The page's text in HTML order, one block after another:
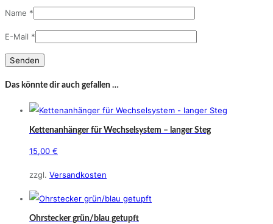
Name *
E-Mail *
Das könnte dir auch gefallen …
Kettenanhänger für Wechselsystem – langer Steg
15,00 €
zzgl. Versandkosten
Ohrstecker grün/blau getupft